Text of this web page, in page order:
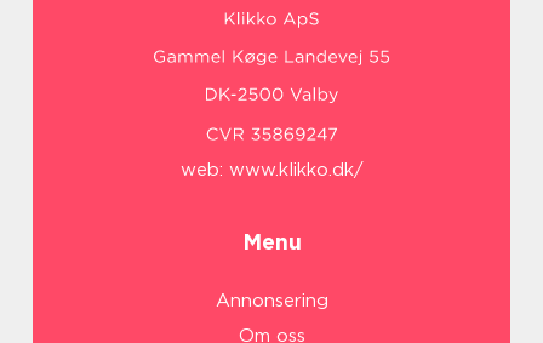
web: www.klikko.dk/
Menu
Annonsering
Om oss